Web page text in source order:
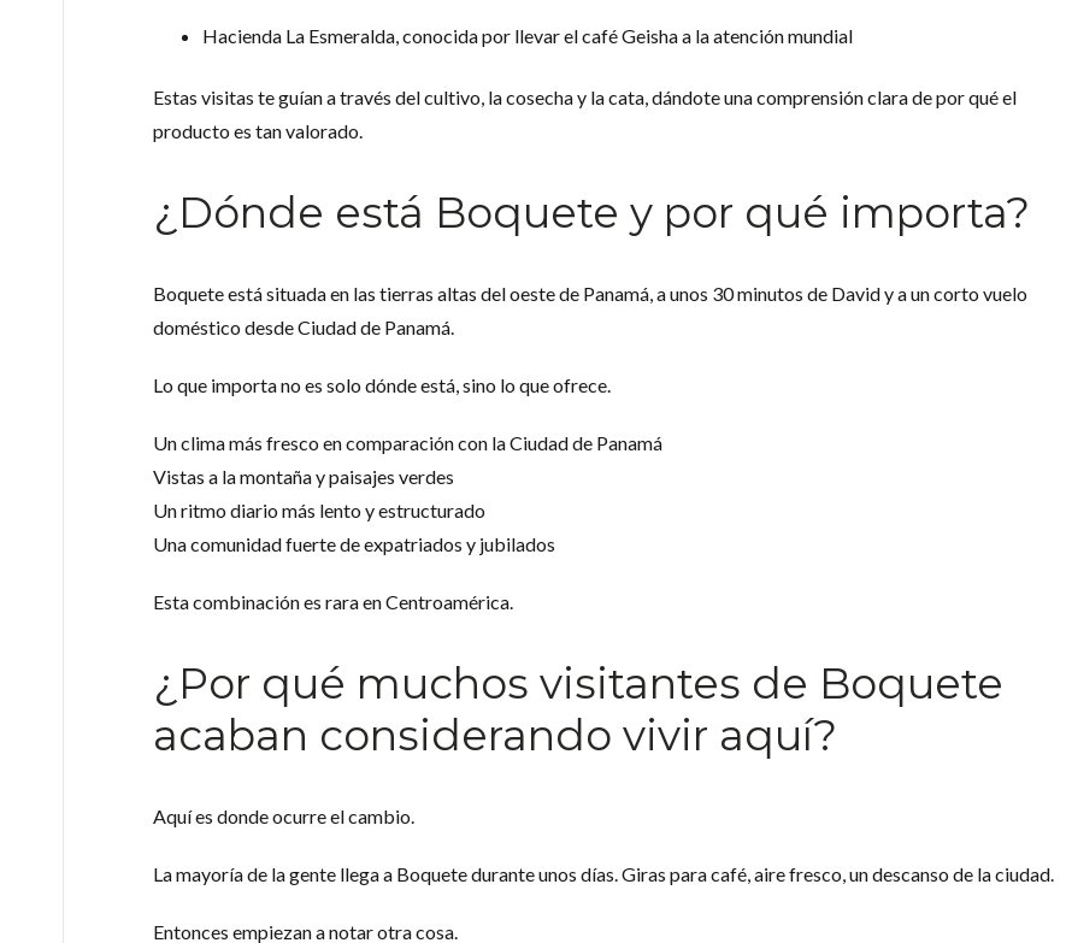
Hacienda La Esmeralda, conocida por llevar el café Geisha a la atención mundial
Estas visitas te guían a través del cultivo, la cosecha y la cata, dándote una comprensión clara de por qué el
producto es tan valorado.
¿Dónde está Boquete y por qué importa?
Boquete está situada en las tierras altas del oeste de Panamá, a unos 30 minutos de David y a un corto vuelo
doméstico desde Ciudad de Panamá.
Lo que importa no es solo dónde está, sino lo que ofrece.
Un clima más fresco en comparación con la Ciudad de Panamá
Vistas a la montaña y paisajes verdes
Un ritmo diario más lento y estructurado
Una comunidad fuerte de expatriados y jubilados
Esta combinación es rara en Centroamérica.
¿Por qué muchos visitantes de Boquete
acaban considerando vivir aquí?
Aquí es donde ocurre el cambio.
La mayoría de la gente llega a Boquete durante unos días. Giras para café, aire fresco, un descanso de la ciudad.
Entonces empiezan a notar otra cosa.